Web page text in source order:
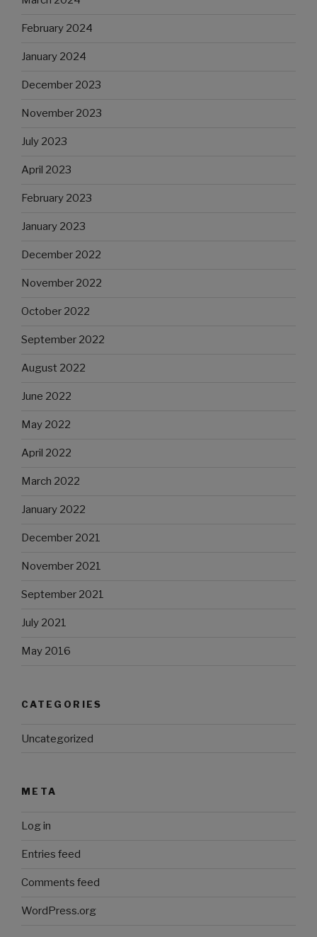
February 2024
January 2024
December 2023
November 2023
July 2023
April 2023
February 2023
January 2023
December 2022
November 2022
October 2022
September 2022
August 2022
June 2022
May 2022
April 2022
March 2022
January 2022
December 2021
November 2021
September 2021
July 2021
May 2016
CATEGORIES
Uncategorized
META
Log in
Entries feed
Comments feed
WordPress.org